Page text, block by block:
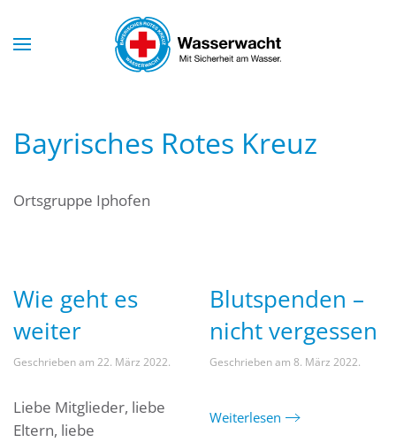
Skip to main content
Bayrisches Rotes Kreuz
Ortsgruppe Iphofen
Wie geht es
weiter
Geschrieben am 22. März 2022.
Liebe Mitglieder, liebe
Eltern, liebe
Blutspenden –
nicht vergessen
Geschrieben am 8. März 2022.
Weiterlesen